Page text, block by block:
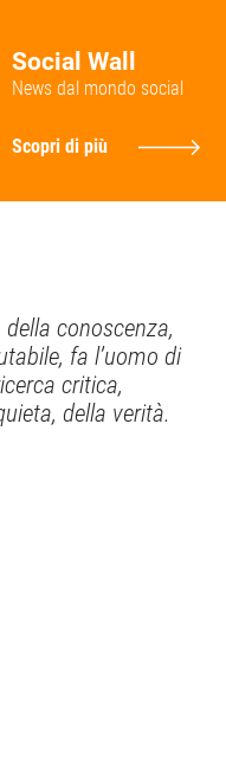
Social Wall
News dal mondo social
Scopri di più
conoscenza,
fa l’uomo di
critica,
della verità.